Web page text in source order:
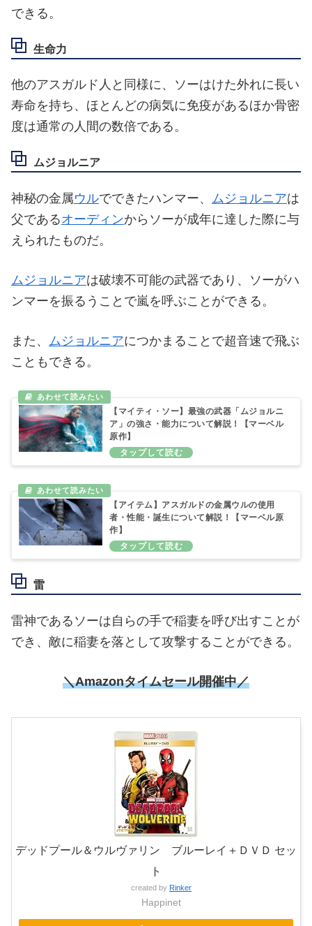
できる。
生命力
他のアスガルド人と同様に、ソーはけた外れに長い
寿命を持ち、ほとんどの病気に免疫があるほか骨密
度は通常の人間の数倍である。
ムジョルニア
神秘の金属ウルでできたハンマー、 ムジョルニアは
父であるオーディンからソーが成年に達した際に与
えられたものだ。
ムジョルニアは破壊不可能の武器であり、ソーがハ
ンマーを振るうことで嵐を呼ぶことができる。
また、 ムジョルニアにつかまることで超音速で飛ぶ
こともできる。
【マイティ・ソー】最強の武器「ムジョルニ
ア」の強さ・能力について解説！【マーベル
原作】
【アイテム】アスガルドの金属ウルの使用
者・性能・誕生について解説！【マーベル原
作】
雷
雷神であるソーは自らの手で稲妻を呼び出すことが
でき、敵に稲妻を落として攻撃することができる。
＼Amazonタイムセール開催中／
デッドプール＆ウルヴァリン ブルーレイ＋ＤＶＤ セッ
ト
created by Rinker
Happinet